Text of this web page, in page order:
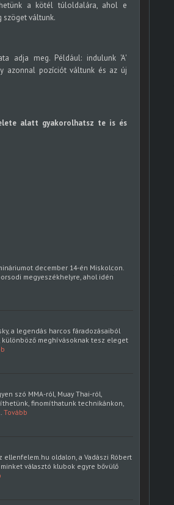
a kötél túloldalára, ahol e
szöget váltunk.
adja meg. Például: indulunk 'A'
azonnal pozíciót váltunk és az új
alatt gyakorolhatsz te is és
december 14-én Miskolcon.
megyeszékhelyre, ahol idén
a legendás harcos fáradozásaiból
különböző meghívásoknak tesz eleget
szó MMA-ról, Muay Thai-ról,
finomíthatunk technikánkon,
Tovább
oldalon, a Vadászi Róbert
választó klubok egyre bővülő